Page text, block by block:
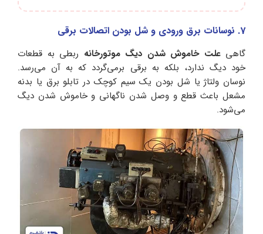
7. نوسانات برق ورودی و شل بودن اتصالات برقی
گاهیعلت خاموش شدن دیگ موتورخانه ربطی به قطعات
خود دیگ ندارد، بلکه به برقی برمی‌گردد که به آن می‌رسد.
نوسان ولتاژ یا شل بودن یک سیم کوچک در تابلو برق یا بدنه
مشعل باعث قطع و وصل شدن ناگهانی و خاموش شدن دیگ
می‌شود.